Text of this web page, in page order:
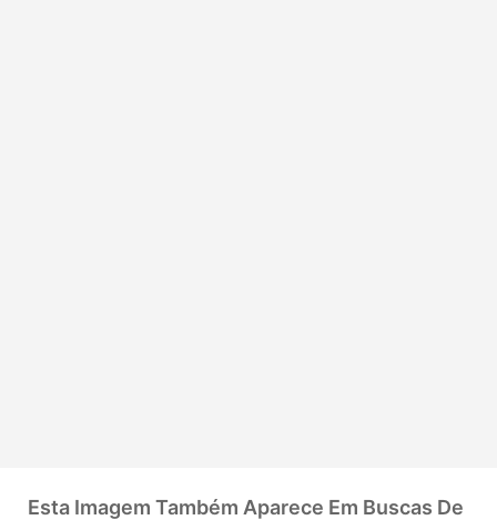
Esta Imagem Também Aparece Em Buscas De